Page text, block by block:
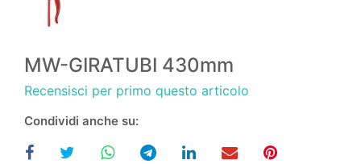
MW-GIRATUBI 430mm
Recensisci per primo questo articolo
Condividi anche su: